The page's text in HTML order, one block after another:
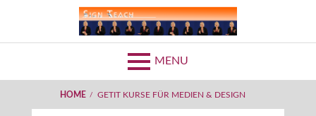
content
SIGNTEACH
MENU
BREADCRUMBS
HOME GETIT KURSE FÜR MEDIEN & DESIGN